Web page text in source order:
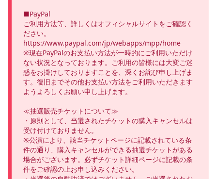
■PayPal
ご利用方法等、詳しくはオフィシャルサイトをご確認く
ださい。
https://www.paypal.com/jp/webapps/mpp/home
※現在PayPalのお支払い方法が一時的にご利用いただけ
ない状況となっております。ご利用の皆様には大変ご迷
惑をお掛けしておりますことを、深くお詫び申し上げま
す。復旧までその他お支払い方法をご利用いただきます
ようよろしくお願い申し上げます。
≪抽選販売チケットについて≫
・原則として、当選されたチケットの購入キャンセルは
受け付けておりません。
※公演により、該当チケットページに記載されている条
件の通り、購入キャンセルができる抽選チケットがある
場合がございます。必ずチケット詳細ページに記載の条
件をご確認の上お申し込みください。